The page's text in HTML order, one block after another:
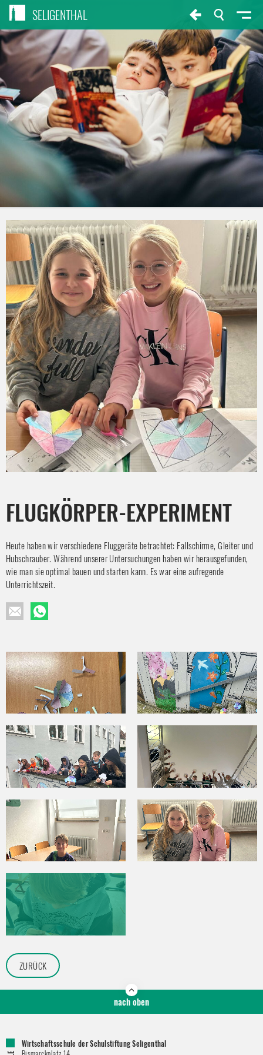
FLUGKÖRPER-EXPERIMENT
Heute haben wir verschiedene Fluggeräte betrachtet: Fallschirme, Gleiter und
Hubschrauber. Während unserer Untersuchungen haben wir herausgefunden,
wie man sie optimal bauen und starten kann. Es war eine aufregende
Unterrichtszeit.
ZURÜCK
nach oben
Wirtschaftsschule der Schulstiftung Seligenthal
SELIGENTHAL